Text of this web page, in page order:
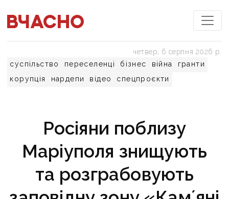
суспільство переселенці бізнес війна
гранти
корупція
нардепи відео спецпроєкти
четвер, 6 серпня 2026 р.
Росіяни поблизу
Маріуполя знищують
та розграбовують